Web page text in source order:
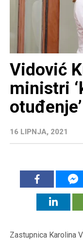
Vidović
ministri
16 LIPNJA, 2021
Zastupnica Karolina